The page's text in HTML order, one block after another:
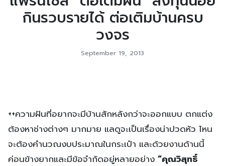
กินรวบรายได้ ต่อเติมบ้านครบ
วงจร
September 19, 2013
++ความฝันที่อยากจะมีบ้านสักหลังกว่าจะออกแบบ ตกแต่ง
ต้องหาช่างต่างๆ มากมาย แลดูจะเป็นเรื่องน่าปวดหัว ไหน
จะต้องคำนวณงบประมาณในกระเป๋า และด้วยงานด้านนี้
ค่อนข้างยากและมีข้อจำกัดอยู่หลายอย่าง “คุณวิสุทธิ์